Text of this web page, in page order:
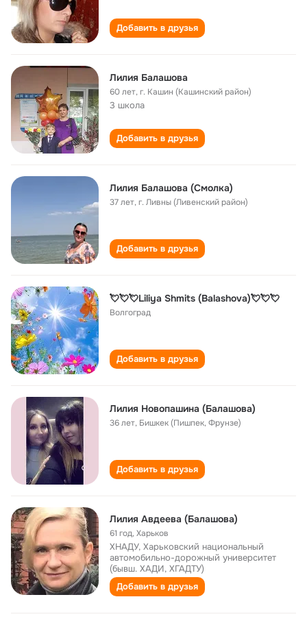
Добавить в друзья
Лилия Балашова
60 лет,г. Кашин (Кашинский район)
3 школа
Добавить в друзья
Лилия Балашова (Смолка)
37 лет,г. Ливны (Ливенский район)
Добавить в друзья
💘💘💘Liliya Shmits (Balashova)💘💘💘
Волгоград
Добавить в друзья
Лилия Новопашина (Балашова)
36 лет, Бишкек (Пишпек, Фрунзе)
Добавить в друзья
Лилия Авдеева (Балашова)
61 год,Харьков
ХНАДУ, Харьковский национальный
автомобильно-дорожный университет
(бывш. ХАДИ, ХГАДТУ)
Добавить в друзья